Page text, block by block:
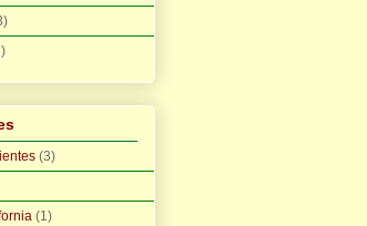
(3)
(1)